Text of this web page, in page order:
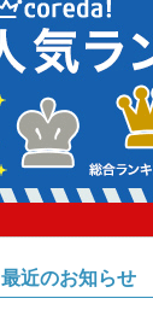
最近のお知らせ